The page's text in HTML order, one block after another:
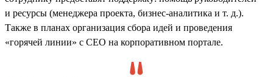
и ресурсы (менеджера проекта, бизнес-аналитика и т. д.).
Также в планах организация сбора идей и проведения
«горячей линии» с CEO на корпоративном портале.